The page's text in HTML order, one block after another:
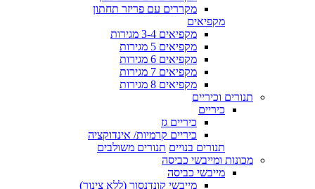
מקררים עם פריזר תחתון
מקפיאים
מקפיאים 3-4 מגירות
מקפיאים 5 מגירות
מקפיאים 6 מגירות
מקפיאים 7 מגירות
מקפיאים 8 מגירות
תנורים וכיריים
כיריים
כיריים גז
כיריים קרמיות/ אינדוקציה
תנורים בנויים תנורים משולבים
מכונות ומייבשי כביסה
מייבשי כביסה
מייבשי קונדנסור (ללא צינור)